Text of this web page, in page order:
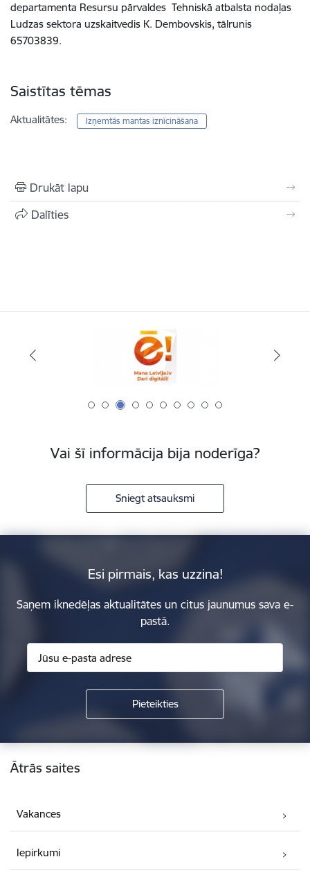
departamenta Resursu pārvaldes Tehniskā atbalsta nodaļas
Ludzas sektora uzskaitvedis K. Dembovskis, tālrunis
65703839.
Saistītas tēmas
Aktualitātes: Izņemtās mantas iznīcināšana
Drukāt lapu
Dalīties
Vai šī informācija bija noderīga?
Sniegt atsauksmi
Esi pirmais, kas uzzina!
Saņem iknedēļas aktualitātes un citus jaunumus sava e-
pastā.
Kājene
Ātrās saites
Vakances
Iepirkumi